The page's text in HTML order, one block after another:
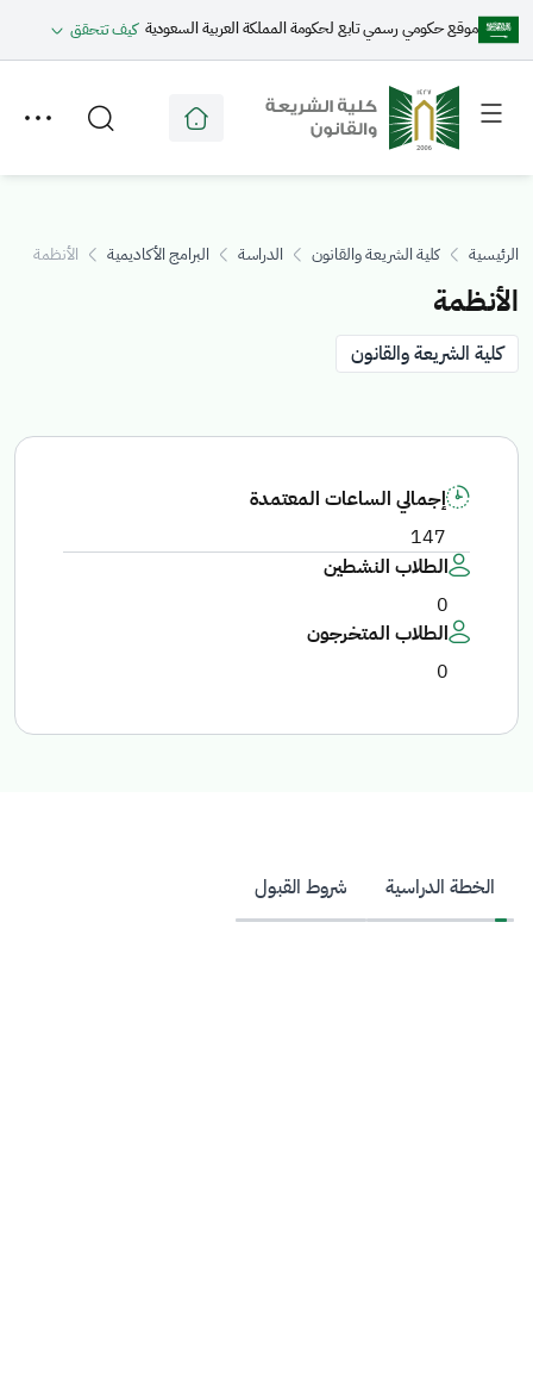
موقع حكومي رسمي تابع لحكومة المملكة العربية السعودية كيف تتحقق
Toggle
menu
Toggle
secondary
menu
الرئيسية كلية الشريعة والقانون الدراسة البرامج الأكاديمية الأنظمة
الأنظمة
كلية الشريعة والقانون
إجمالي الساعات المعتمدة
147
الطلاب النشطين
0
الطلاب المتخرجون
0
الخطة الدراسية شروط القبول